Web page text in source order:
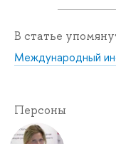
В статье
Международный
Персоны